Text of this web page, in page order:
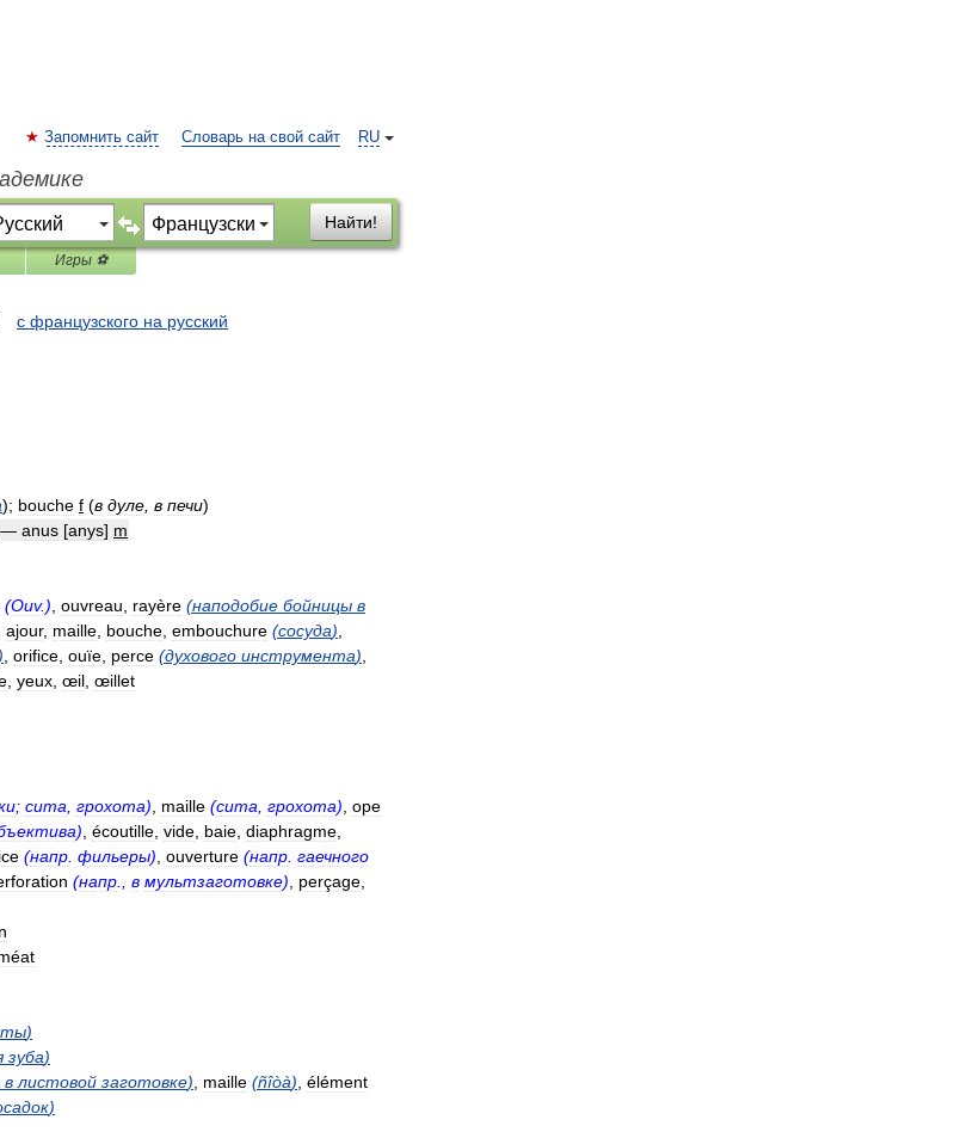
RU
Запомнить сайт Словарь на свой сайт
Найти!
Игры ⚽
с французского на русский
); bouche f (в дуле в печи)
— anus [anys] m
(Ouv.) ouvreau rayère (наподобие бойницы в
ajour, maille bouche embouchure (сосуда)
) orifice ouïe perce (духового инструмента)
yeux œil œillet
; сита грохота) maille (сита грохота) ope
) écoutille vide baie diaphragme
(напр фильеры) ouverture (напр гаечного
(напр в мультзаготовке) perçage
)
зуба)
в листовой заготовке) maille (ñîòà) élément
)